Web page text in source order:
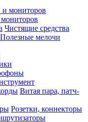
Чистящие средства
Полезные мелочи
Витая пара, патч-
Розетки, коннекторы